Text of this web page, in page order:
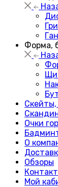
Форма,
Скейты,
Очки
О
Обзоры
Мой